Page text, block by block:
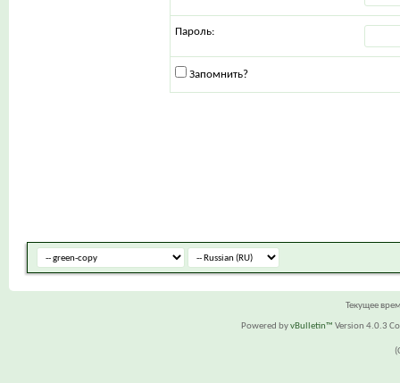
Пароль:
Запомнить?
Текущее
Powered byvBulletin™ Version 4.0.3